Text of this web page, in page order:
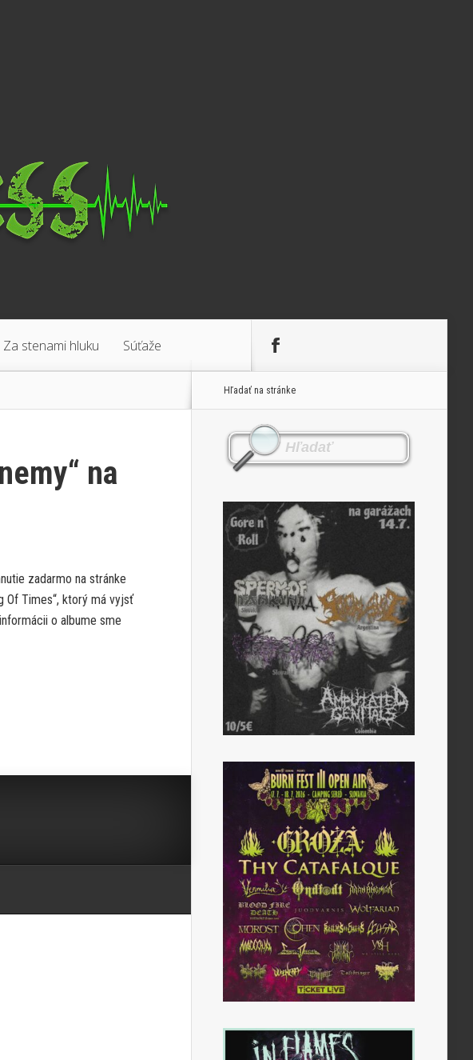
Za stenami hluku Súťaže
na
zadarmo na stránke
Of Times“, ktorý má vyjsť
o albume sme
Hľadať na stránke